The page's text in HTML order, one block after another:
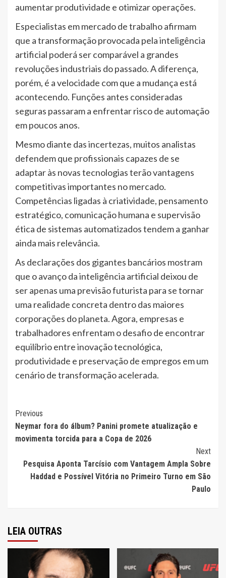
aumentar produtividade e otimizar operações.
Especialistas em mercado de trabalho afirmam
que a transformação provocada pela inteligência
artificial poderá ser comparável a grandes
revoluções industriais do passado. A diferença,
porém, é a velocidade com que a mudança está
acontecendo. Funções antes consideradas
seguras passaram a enfrentar risco de automação
em poucos anos.
Mesmo diante das incertezas, muitos analistas
defendem que profissionais capazes de se
adaptar às novas tecnologias terão vantagens
competitivas importantes no mercado.
Competências ligadas à criatividade, pensamento
estratégico, comunicação humana e supervisão
ética de sistemas automatizados tendem a ganhar
ainda mais relevância.
As declarações dos gigantes bancários mostram
que o avanço da inteligência artificial deixou de
ser apenas uma previsão futurista para se tornar
uma realidade concreta dentro das maiores
corporações do planeta. Agora, empresas e
trabalhadores enfrentam o desafio de encontrar
equilíbrio entre inovação tecnológica,
produtividade e preservação de empregos em um
cenário de transformação acelerada.
Continue
Reading
Previous
Neymar fora do álbum? Panini promete atualização e
movimenta torcida para a Copa de 2026
Next
Pesquisa Aponta Tarcísio com Vantagem Ampla Sobre
Haddad e Possível Vitória no Primeiro Turno em São
Paulo
LEIA OUTRAS